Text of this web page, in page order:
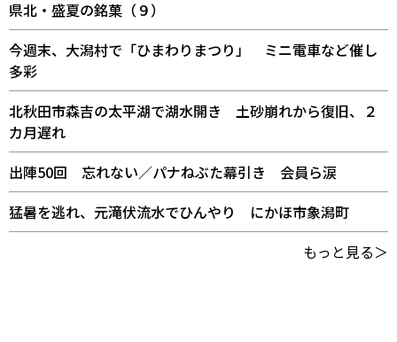
県北・盛夏の銘菓（９）
今週末、大潟村で「ひまわりまつり」 ミニ電車など催し
多彩
北秋田市森吉の太平湖で湖水開き 土砂崩れから復旧、２
カ月遅れ
出陣50回 忘れない／パナねぶた幕引き 会員ら涙
猛暑を逃れ、元滝伏流水でひんやり にかほ市象潟町
もっと見る＞